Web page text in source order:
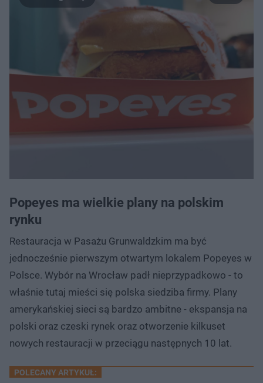
Popeyes ma wielkie plany na polskim
rynku
Restauracja w Pasażu Grunwaldzkim ma być
jednocześnie pierwszym otwartym lokalem Popeyes w
Polsce. Wybór na Wrocław padł nieprzypadkowo - to
właśnie tutaj mieści się polska siedziba firmy. Plany
amerykańskiej sieci są bardzo ambitne - ekspansja na
polski oraz czeski rynek oraz otworzenie kilkuset
nowych restauracji w przeciągu następnych 10 lat.
POLECANY ARTYKUŁ: